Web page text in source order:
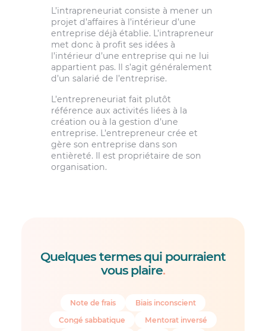
L’intrapreneuriat consiste à mener un
projet d’affaires à l’intérieur d’une
entreprise déjà établie. L’intrapreneur
met donc à profit ses idées à
l’intérieur d’une entreprise qui ne lui
appartient pas. Il s’agit généralement
d’un salarié de l’entreprise.
L’entrepreneuriat fait plutôt
référence aux activités liées à la
création ou à la gestion d’une
entreprise. L’entrepreneur crée et
gère son entreprise dans son
entièreté. Il est propriétaire de son
organisation.
Quelques termes qui pourraient
vous plaire.
Note de frais
Biais inconscient
Congé sabbatique
Mentorat inversé